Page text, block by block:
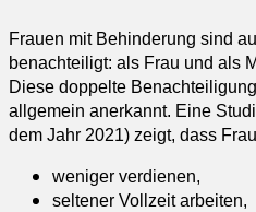
Frauen mit Behinderung sind
benachteiligt: als Frau und als
Diese doppelte
allgemein anerkannt. Eine
dem Jahr 2021) zeigt, dass
weniger verdienen,
seltener Vollzeit arbeiten,